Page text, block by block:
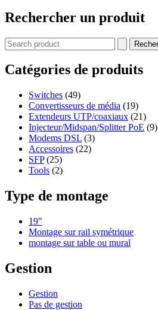
Rechercher un produit
Rechercher :
Catégories de produits
Switches (49)
Convertisseurs de média (19)
Extendeurs UTP/coaxiaux (21)
Injecteur/Midspan/Splitter PoE (9)
Modems DSL (3)
Accessoires (22)
SFP (25)
Tools (2)
Type de montage
19"
Montage sur rail symétrique
montage sur table ou mural
Gestion
Gestion
Pas de gestion